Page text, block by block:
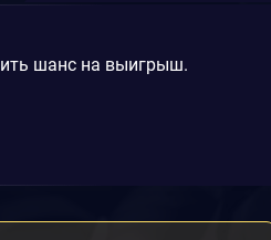
шанс на выигрыш.